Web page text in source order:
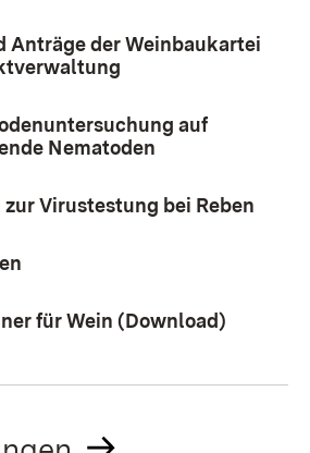
Anträge der Weinbaukartei
auf
Nematoden
Virustestung bei Reben
für Wein (Download)